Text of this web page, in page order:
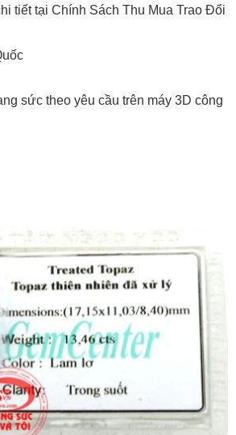
tiết tại Chính Sách Thu Mua Trao Đổi
sức theo yêu cầu trên máy 3D công